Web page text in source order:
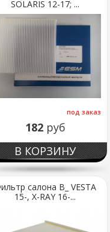
SOLARIS 12-17; ...
под заказ
182 руб
В КОРЗИНУ
салона В_ VESTA
15-, X-RAY 16-...